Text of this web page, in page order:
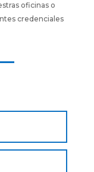
oficinas o
credenciales